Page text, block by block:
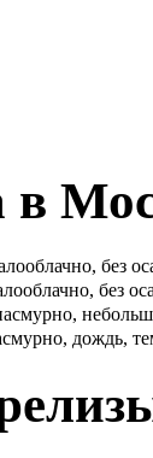
в
без
без
дождь,